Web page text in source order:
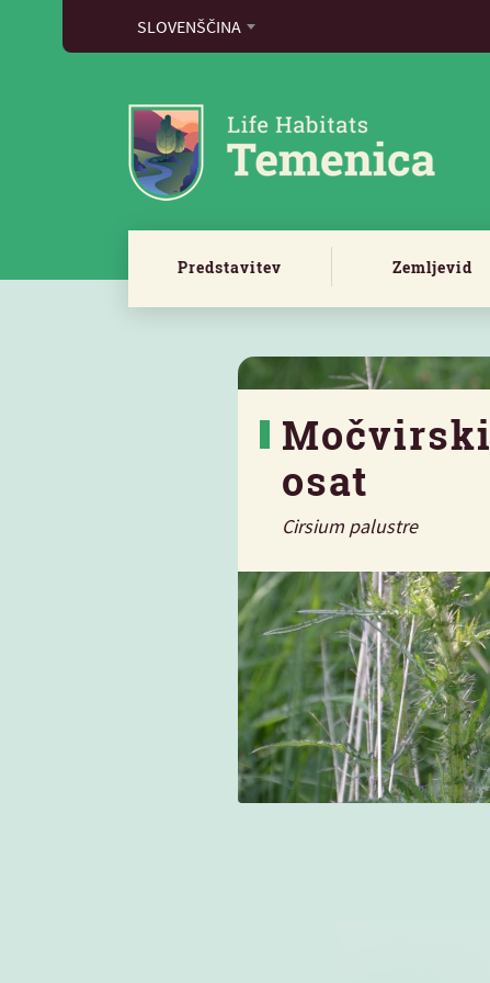
SLOVENŠČINA
Predstavitev Zemljevid
Močvirski
osat
Cirsium palustre